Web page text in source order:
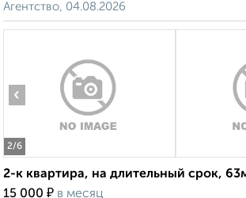
Агентство, 04.08.2026
2/6
‹
2-к квартира, на длительный срок,
15 000 ₽ в месяц